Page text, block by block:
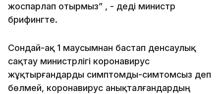
жоспарлап отырмыз” , - деді министр
брифингте.
Сондай-ақ 1 маусымнан бастап денсаулық
сақтау министрлігі коронавирус
жұқтырғандарды симптомды-симтомсыз деп
бөлмей, коронавирус анықталғандардың